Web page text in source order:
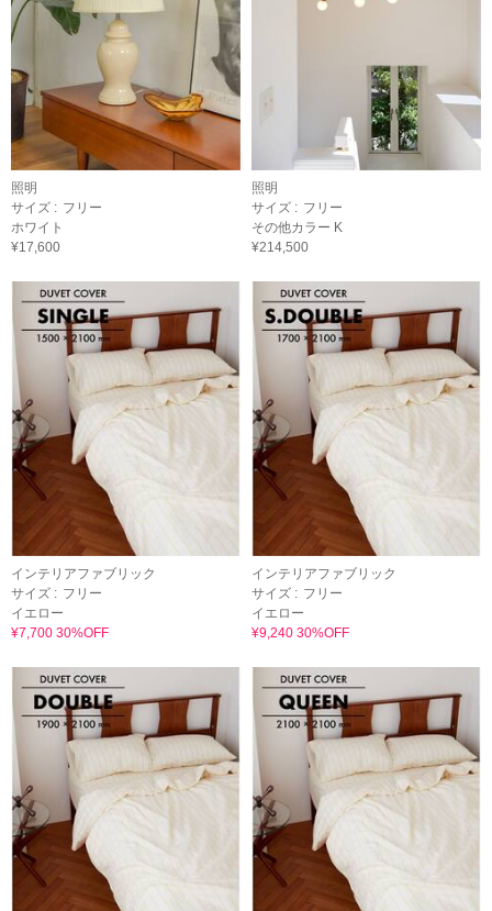
照明
サイズ : フリー
ホワイト
¥17,600
照明
サイズ : フリー
その他カラー K
¥214,500
インテリアファブリック
サイズ : フリー
イエロー
¥7,700 30%OFF
インテリアファブリック
サイズ : フリー
イエロー
¥9,240 30%OFF